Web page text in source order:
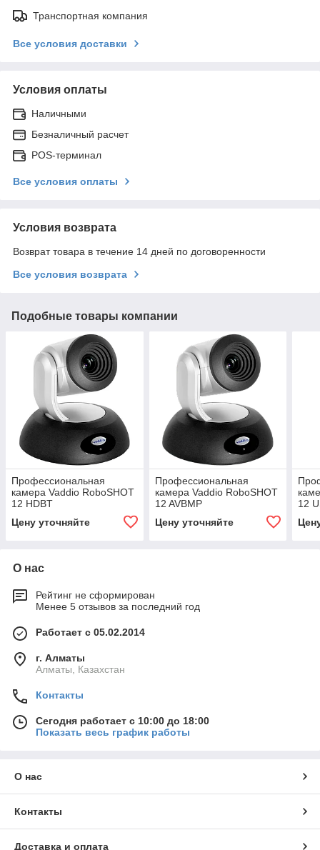
Транспортная компания
Все условия доставки
Условия оплаты
Наличными
Безналичный расчет
POS-терминал
Все условия оплаты
Условия возврата
Возврат товара в течение 14 дней по договоренности
Все условия возврата
Подобные товары компании
Профессиональная
камера Vaddio RoboSHOT
12 HDBT
Цену уточняйте
Профессиональная
камера Vaddio RoboSHOT
12 AVBMP
Цену уточняйте
12
О нас
Рейтинг не сформирован
Менее 5 отзывов за последний год
Работает с 05.02.2014
г. Алматы
Алматы, Казахстан
Контакты
Сегодня работает с 10:00 до 18:00
Показать весь график работы
О нас
Контакты
Доставка и оплата